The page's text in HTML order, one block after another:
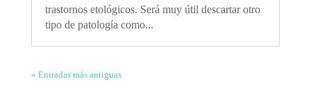
trastornos etológicos. Será muy útil descartar otro
tipo de patología como...
« Entradas más antiguas